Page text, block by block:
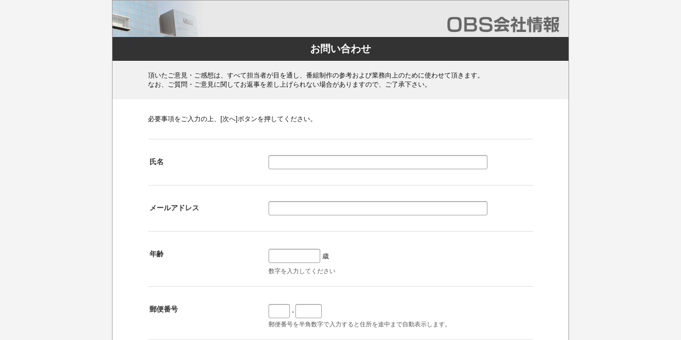
お問い合わせ
頂いたご意見・ご感想は、すべて担当者が目を通し、番組制作の参考および業務向上のために使わせて頂きます。
なお、ご質問・ご意見に関してお返事を差し上げられない場合がありますので、ご了承下さい。
必要事項をご入力の上、[次へ]ボタンを押してください。
氏名
メールアドレス
年齢 歳
数字を入力してください
郵便番号 -
郵便番号を半角数字で入力すると住所を途中まで自動表示します。